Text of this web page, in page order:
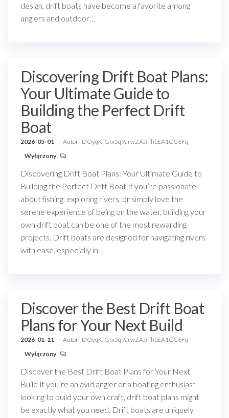
design, drift boats have become a favorite among
anglers and outdoor…
Discovering Drift Boat Plans:
Your Ultimate Guide to
Building the Perfect Drift
Boat
2026-05-01 Autor DOyqKfGfx5q9arwZAJiThbEA1CC6Fq
Wyłączony
Discovering Drift Boat Plans: Your Ultimate Guide to
Building the Perfect Drift Boat If you’re passionate
about fishing, exploring rivers, or simply love the
serene experience of being on the water, building your
own drift boat can be one of the most rewarding
projects. Drift boats are designed for navigating rivers
with ease, especially in…
Discover the Best Drift Boat
Plans for Your Next Build
2026-01-11 Autor DOyqKfGfx5q9arwZAJiThbEA1CC6Fq
Wyłączony
Discover the Best Drift Boat Plans for Your Next
Build If you’re an avid angler or a boating enthusiast
looking to build your own craft, drift boat plans might
be exactly what you need. Drift boats are uniquely